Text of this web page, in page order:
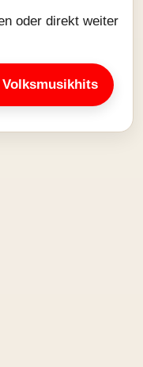
oder direkt weiter
Volksmusikhits